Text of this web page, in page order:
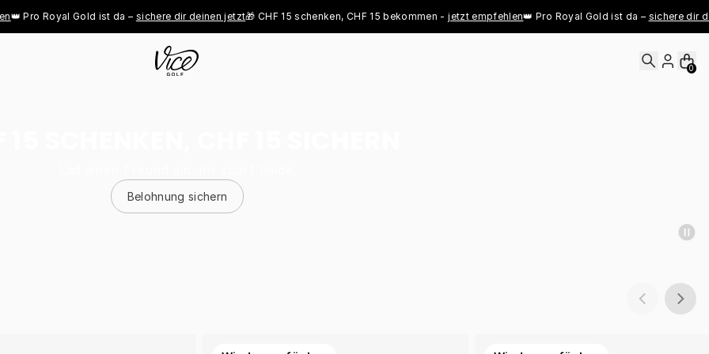
Royal Gold ist da – sichere dir deinen jetzt🎁 CHF 15 schenken, CHF 15 bekommen - jetzt empfehlen👑 Pro Royal Gold ist da – sichere dir deinen
0
Belohnung sichern